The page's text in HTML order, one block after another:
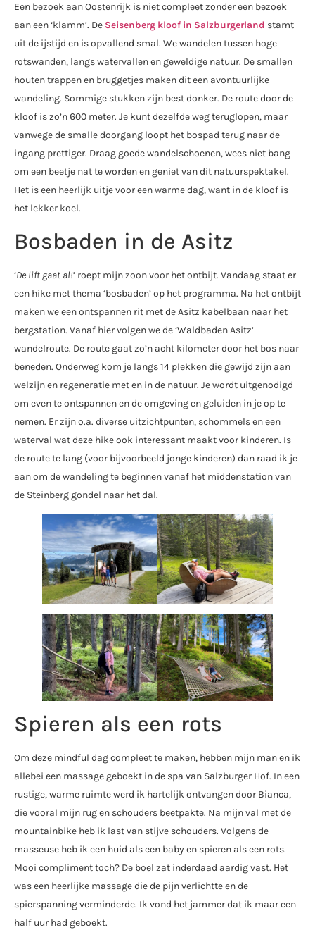
Een bezoek aan Oostenrijk is niet compleet zonder een bezoek
aan een ‘klamm’. De Seisenberg kloof in Salzburgerland stamt
uit de ijstijd en is opvallend smal. We wandelen tussen hoge
rotswanden, langs watervallen en geweldige natuur. De smallen
houten trappen en bruggetjes maken dit een avontuurlijke
wandeling. Sommige stukken zijn best donker. De route door de
kloof is zo’n 600 meter. Je kunt dezelfde weg teruglopen, maar
vanwege de smalle doorgang loopt het bospad terug naar de
ingang prettiger. Draag goede wandelschoenen, wees niet bang
om een beetje nat te worden en geniet van dit natuurspektakel.
Het is een heerlijk uitje voor een warme dag, want in de kloof is
het lekker koel.
Bosbaden in de Asitz
‘De lift gaat al!’ roept mijn zoon voor het ontbijt. Vandaag staat er
een hike met thema ‘bosbaden’ op het programma. Na het ontbijt
maken we een ontspannen rit met de Asitz kabelbaan naar het
bergstation. Vanaf hier volgen we de ‘Waldbaden Asitz’
wandelroute. De route gaat zo’n acht kilometer door het bos naar
beneden. Onderweg kom je langs 14 plekken die gewijd zijn aan
welzijn en regeneratie met en in de natuur. Je wordt uitgenodigd
om even te ontspannen en de omgeving en geluiden in je op te
nemen. Er zijn o.a. diverse uitzichtpunten, schommels en een
waterval wat deze hike ook interessant maakt voor kinderen. Is
de route te lang (voor bijvoorbeeld jonge kinderen) dan raad ik je
aan om de wandeling te beginnen vanaf het middenstation van
de Steinberg gondel naar het dal.
Spieren als een rots
Om deze mindful dag compleet te maken, hebben mijn man en ik
allebei een massage geboekt in de spa van Salzburger Hof. In een
rustige, warme ruimte werd ik hartelijk ontvangen door Bianca,
die vooral mijn rug en schouders beetpakte. Na mijn val met de
mountainbike heb ik last van stijve schouders. Volgens de
masseuse heb ik een huid als een baby en spieren als een rots.
Mooi compliment toch? De boel zat inderdaad aardig vast. Het
was een heerlijke massage die de pijn verlichtte en de
spierspanning verminderde. Ik vond het jammer dat ik maar een
half uur had geboekt.